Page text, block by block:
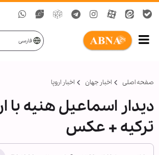
فارسی
صفحه اصلی اخبار جهان اخبار اروپا
دیدار اسماعیل هنیه با
ترکیه + عکس